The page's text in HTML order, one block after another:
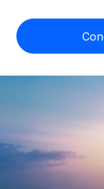
cumpliendo
Startups
Soluciones
empresas en
cualquier
APRENDIZAJE
Guías y recursos
English
Nederlands
Deutsch
Español